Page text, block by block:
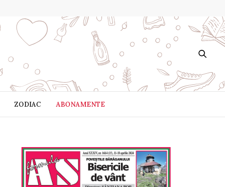
ZODIAC ABONAMENTE